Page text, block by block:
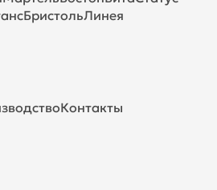
БристольЛинея
Контакты